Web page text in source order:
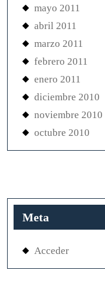
mayo 2011
abril 2011
marzo 2011
febrero 2011
enero 2011
diciembre 2010
noviembre 2010
octubre 2010
Meta
Acceder